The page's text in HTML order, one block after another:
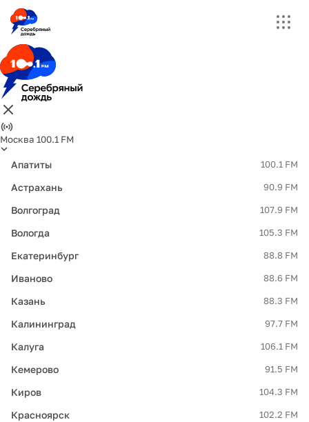
Москва 100.1 FM
Апатиты 100.1 FM
Астрахань 90.9 FM
Волгоград 107.9 FM
Вологда 105.3 FM
Екатеринбург 88.8 FM
Иваново 88.6 FM
Казань 88.3 FM
Калининград 97.7 FM
Калуга 106.1 FM
Кемерово 91.5 FM
Киров 104.3 FM
Красноярск 102.2 FM